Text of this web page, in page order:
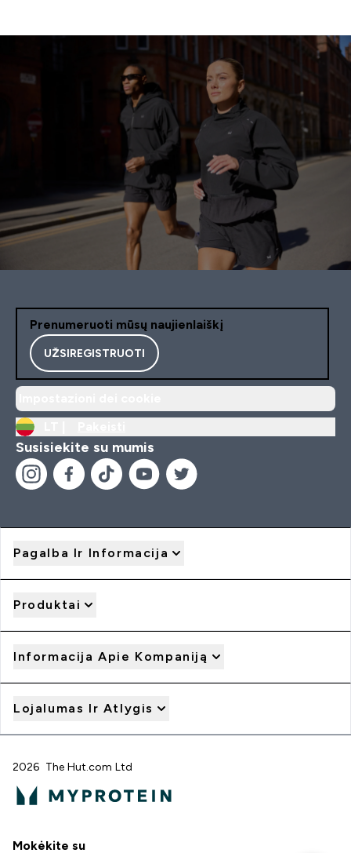
Prenumeruoti mūsų naujienlaiškį
UŽSIREGISTRUOTI
Susisiekite su mumis
Pagalba Ir Informacija
Produktai
Informacija Apie Kompaniją
Lojalumas Ir Atlygis
2026 The Hut.com Ltd
Mokėkite su